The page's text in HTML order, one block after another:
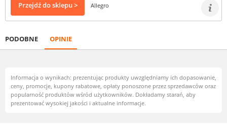
Przejdź do sklepu > Allegro
PODOBNE OPINIE
Informacja o wynikach: prezentując produkty uwzględniamy ich dopasowanie,
ceny, promocje, kupony rabatowe, opłaty ponoszone przez sprzedawców oraz
popularność produktów wśród użytkowników. Dokładamy starań, aby
prezentować wysokiej jakości i aktualne informacje.